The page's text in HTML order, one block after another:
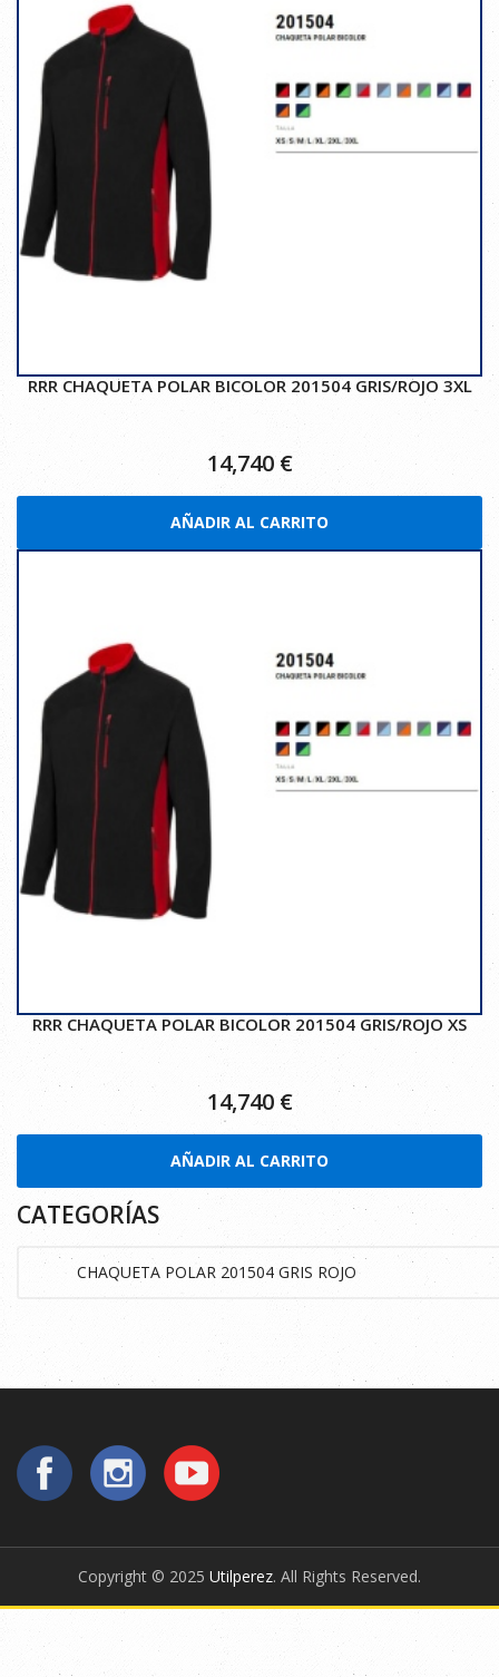
RRR CHAQUETA POLAR BICOLOR 201504 GRIS/ROJO 3XL
14,740€
AÑADIR AL CARRITO
RRR CHAQUETA POLAR BICOLOR 201504 GRIS/ROJO XS
14,740 €
AÑADIR AL CARRITO
CATEGORÍAS
Copyright © 2025 Utilperez. All Rights Reserved.